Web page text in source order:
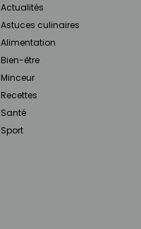
Actualités
Astuces culinaires
Alimentation
Bien-être
Minceur
Recettes
Santé
Sport